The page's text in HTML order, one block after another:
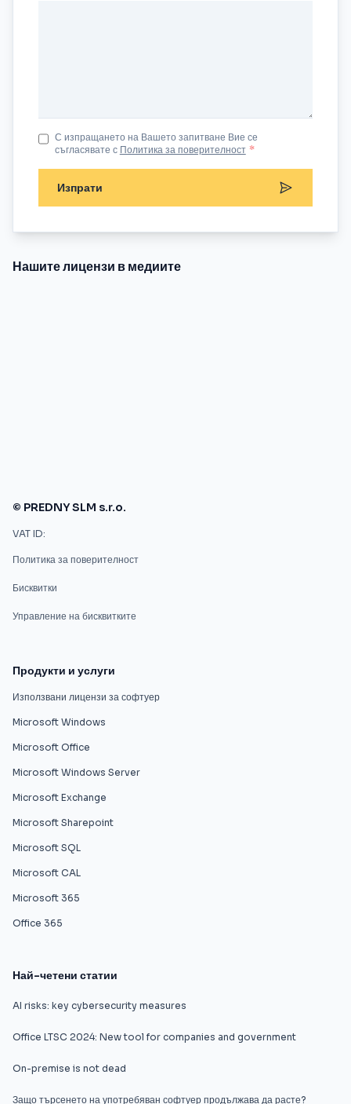
С изпращането на Вашето запитване Вие се
съгласявате с Политика за поверителност *
Изпрати
Нашите лицензи в медиите
© PREDNY SLM s.r.o.
VAT ID:
Политика за поверителност
Бисквитки
Управление на бисквитките
Продукти и услуги
Използвани лицензи за софтуер
Microsoft Windows
Microsoft Office
Microsoft Windows Server
Microsoft Exchange
Microsoft Sharepoint
Microsoft SQL
Microsoft CAL
Microsoft 365
Office 365
Най-четени статии
AI risks: key cybersecurity measures
Office LTSC 2024: New tool for companies and government
On-premise is not dead
Защо търсенето на употребяван софтуер продължава да расте?